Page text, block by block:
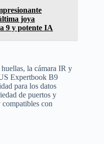
joya
9 y potente IA
la cámara IR y
Expertbook B9
para los datos
de puertos y
compatibles con